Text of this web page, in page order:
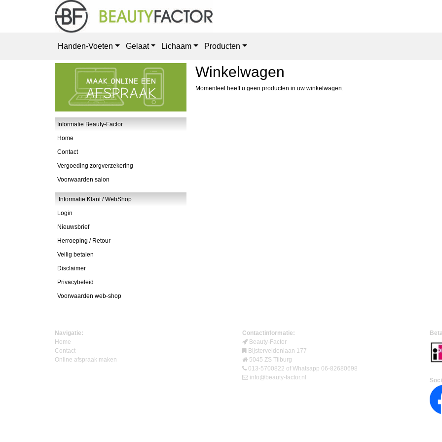
Handen-Voeten Gelaat Lichaam Producten
Informatie Beauty-Factor
Home
Contact
Vergoeding zorgverzekering
Voorwaarden salon
Informatie Klant / WebShop
Login
Nieuwsbrief
Herroeping / Retour
Veilig betalen
Disclaimer
Privacybeleid
Voorwaarden web-shop
Winkelwagen
Momenteel heeft u geen producten in uw winkelwagen.
Navigatie:
Home
Contact
Online afspraak maken
Contactinformatie:
Beauty-Factor
Bijsterveldenlaan 177
5045 ZS Tilburg
013-5700822 of Whatsapp 06-82680698
info@beauty-factor.nl